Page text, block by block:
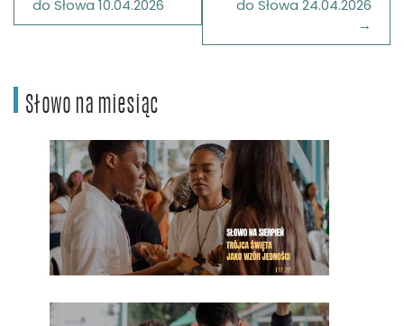
wpisu
do Słowa 10.04.2026
do Słowa 24.04.2026
Słowo na miesiąc